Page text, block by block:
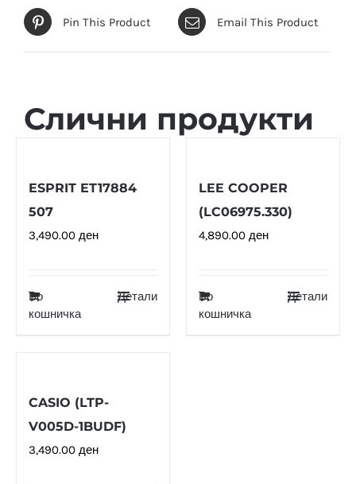
Pin This Product Email This Product
Слични продукти
ESPRIT ET17884
507
3,490.00 ден
Во
кошничка
Детали
LEE COOPER
(LC06975.330)
4,890.00 ден
Во
кошничка
Детали
CASIO (LTP-
V005D-1BUDF)
3,490.00 ден